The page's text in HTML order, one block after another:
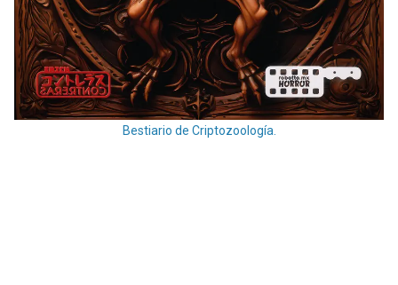
Bestiario de Criptozoología.